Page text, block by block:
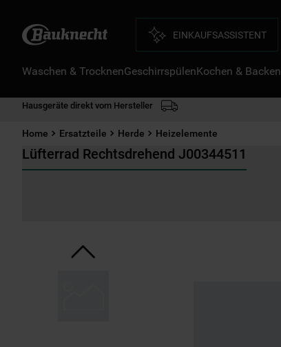
EINKAUFSASSISTENT
Waschen & TrocknenGeschirrspülenKochen & Backen
Hausgeräte direkt vom Hersteller
Home Ersatzteile Herde Heizelemente
Lüfterrad Rechtsdrehend J00344511